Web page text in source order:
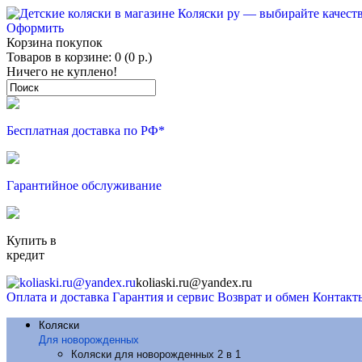
Оформить
Корзина покупок
Товаров в корзине: 0 (0 р.)
Ничего не куплено!
Бесплатная доставка по РФ*
Гарантийное обслуживание
Купить в
кредит
koliaski.ru@yandex.ru
Оплата и доставка Гарантия и сервис Возврат и обмен
Коляски
Для новорожденных
Коляски для новорожденных 2 в 1